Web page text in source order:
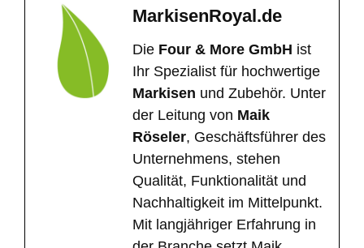
MarkisenRoyal.de
Die Four & More GmbH ist
Ihr Spezialist für hochwertige
Markisen und Zubehör. Unter
der Leitung von Maik
Röseler, Geschäftsführer des
Unternehmens, stehen
Qualität, Funktionalität und
Nachhaltigkeit im Mittelpunkt.
Mit langjähriger Erfahrung in